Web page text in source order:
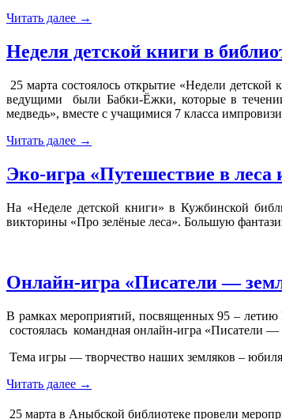
Читать далее →
Неделя детской книги в
25 марта состоялось открытие «Недели
ведущими были Бабки-Ёжки, которые в
медведь», вместе с учащимися 7 класса
Читать далее →
Эко-игра «Путешествие в леса
На «Неделе детской книги» в Кужбинской
викторины «Про зелёные леса». Большую
Онлайн-игра «Писатели —
В рамках мероприятий, посвященных 95 – летию
состоялась командная онлайн-игра «Писатели —
Тема игры — творчество наших земляков –
Читать далее →
25 марта в Аныбской библиотеке провели